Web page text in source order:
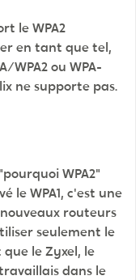
le WPA2
en tant que tel,
WPA2 ou WPA-
ne supporte pas.
WPA2"
le WPA1, c'est une
routeurs
seulement le
que le Zyxel, le
dans le